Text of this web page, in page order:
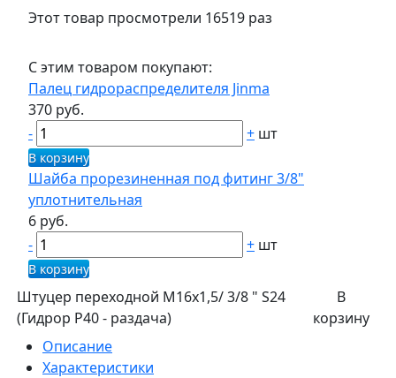
Этот товар просмотрели 16519 раз
С этим товаром покупают:
Палец гидрораспределителя Jinma
370 руб.
-
+ шт
В корзину
Шайба прорезиненная под фитинг 3/8"
уплотнительная
6 руб.
-
+ шт
В корзину
Штуцер переходной М16х1,5/ 3/8 " S24
(Гидрор Р40 - раздача)
В
корзину
Описание
Характеристики